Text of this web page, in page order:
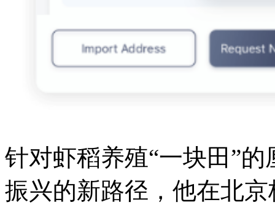
针对虾稻养殖“一块田”
振兴的新路径，他在北